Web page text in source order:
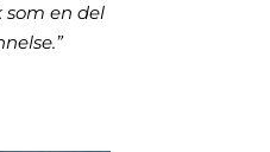
en del